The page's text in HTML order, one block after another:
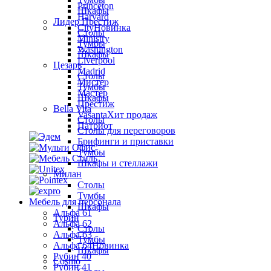
Princeton
Harvard
CityНовинка
Ministry
Washington
Liverpool
Madrid
Мистер
Мастер
Престиж
VasantaХит продаж
Патриот
Мебель для персонала
Альфа 61
Альфа 62
Альфа 63
Альфа 64Новинка
Рубин 40
Рубин 41
Шкафы
Лидер Престиж
Столы
Тумбы
Шкафы
Цезарь
Столы
Тумбы
Шкафы
Bella Vita
Столы
Столы для переговоров
Брифинги и приставки
Тумбы
Шкафы и стеллажи
Милан
Столы
Тумбы
Шкафы
Турин
Столы
Тумбы
Шкафы
Cosmo